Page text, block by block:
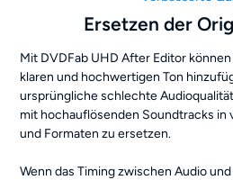
Ersetzen der
Mit DVDFab UHD After Editor
klaren und hochwertigen Ton
ursprüngliche schlechte
mit hochauflösenden Soundtracks in
und Formaten zu ersetzen.
Wenn das Timing zwischen Audio